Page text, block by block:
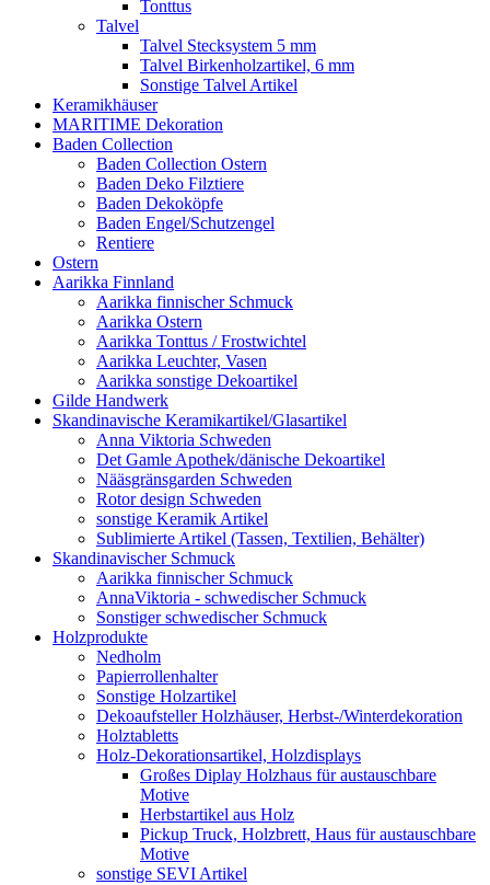
Tonttus
Talvel
Talvel Stecksystem 5 mm
Talvel Birkenholzartikel, 6 mm
Sonstige Talvel Artikel
Keramikhäuser
MARITIME Dekoration
Baden Collection
Baden Collection Ostern
Baden Deko Filztiere
Baden Dekoköpfe
Baden Engel/Schutzengel
Rentiere
Ostern
Aarikka Finnland
Aarikka finnischer Schmuck
Aarikka Ostern
Aarikka Tonttus / Frostwichtel
Aarikka Leuchter, Vasen
Aarikka sonstige Dekoartikel
Gilde Handwerk
Skandinavische Keramikartikel/Glasartikel
Anna Viktoria Schweden
Det Gamle Apothek/dänische Dekoartikel
Nääsgränsgarden Schweden
Rotor design Schweden
sonstige Keramik Artikel
Sublimierte Artikel (Tassen, Textilien, Behälter)
Skandinavischer Schmuck
Aarikka finnischer Schmuck
AnnaViktoria - schwedischer Schmuck
Sonstiger schwedischer Schmuck
Holzprodukte
Nedholm
Papierrollenhalter
Sonstige Holzartikel
Dekoaufsteller Holzhäuser, Herbst-/Winterdekoration
Holztabletts
Holz-Dekorationsartikel, Holzdisplays
Großes Diplay Holzhaus für austauschbare
Motive
Herbstartikel aus Holz
Pickup Truck, Holzbrett, Haus für austauschbare
Motive
sonstige SEVI Artikel